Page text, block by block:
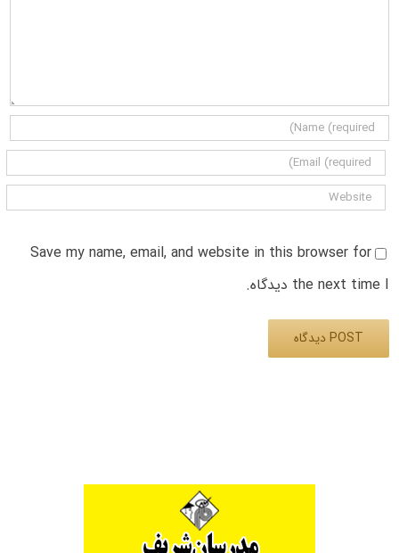
Save my name, email, and website in this browser for
the next time I دیدگاه.